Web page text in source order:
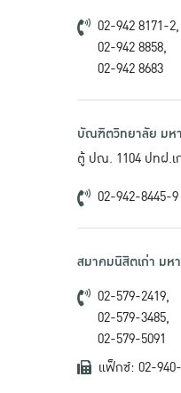
02-942 8171-2,
02-942 8858,
02-942 8683
บัณฑิตวิทยาลัย มห
ตู้ ปณ. 1104 ปทฝ.เ
02-942-8445-9
สมาคมนิสิตเก่า มห
02-579-2419,
02-579-3485,
02-579-5091
แฟ็กซ์: 02-